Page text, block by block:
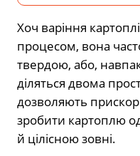
Хоч варіння
процесом, вона
твердою, або,
діляться двома
дозволяють
зробити картоплю
й цілісною зовні.